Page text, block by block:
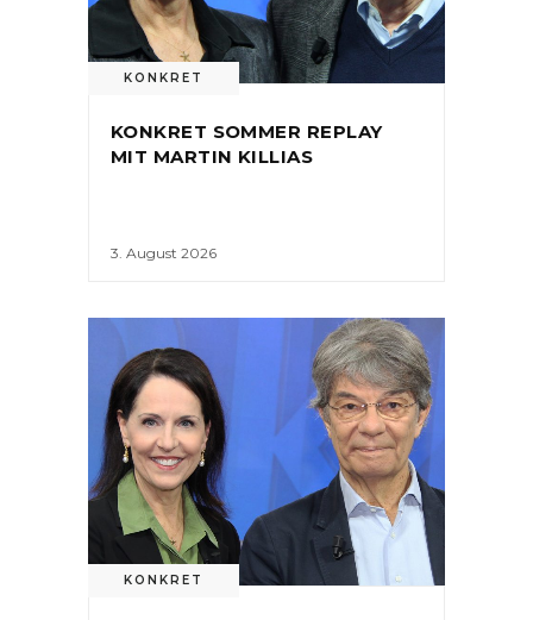
KONKRET
KONKRET SOMMER REPLAY
MIT MARTIN KILLIAS
3. August 2026
KONKRET